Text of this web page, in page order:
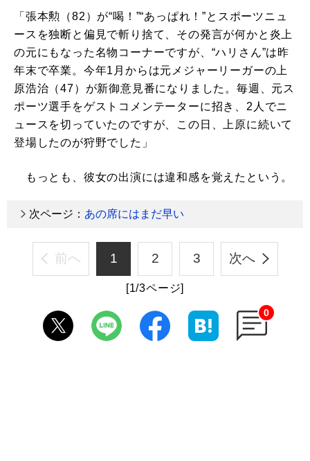
「張本勲（82）が“喝！”“あっぱれ！”とスポーツニュ
ースを独断と偏見で斬り捨て、その発言が何かと炎上
の元にもなった名物コーナーですが、“ハリさん”は昨
年末で卒業。今年1月からは元メジャーリーガーの上
原浩治（47）が新御意見番になりました。毎週、元ス
ポーツ選手をゲストコメンテーターに招き、2人でニ
ュースを切っていたのですが、この日、上原に続いて
登場したのが狩野でした」
もっとも、彼女の出演には違和感を覚えたという。
次ページ： あの席にはまだ早い
前へ 1 2 3 次へ
[1/3ページ]
0